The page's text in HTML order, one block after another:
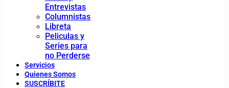
Entrevistas
Columnistas
Libreta
Peliculas y
Series para
no Perderse
Servicios
Quienes Somos
SUSCRÍBITE